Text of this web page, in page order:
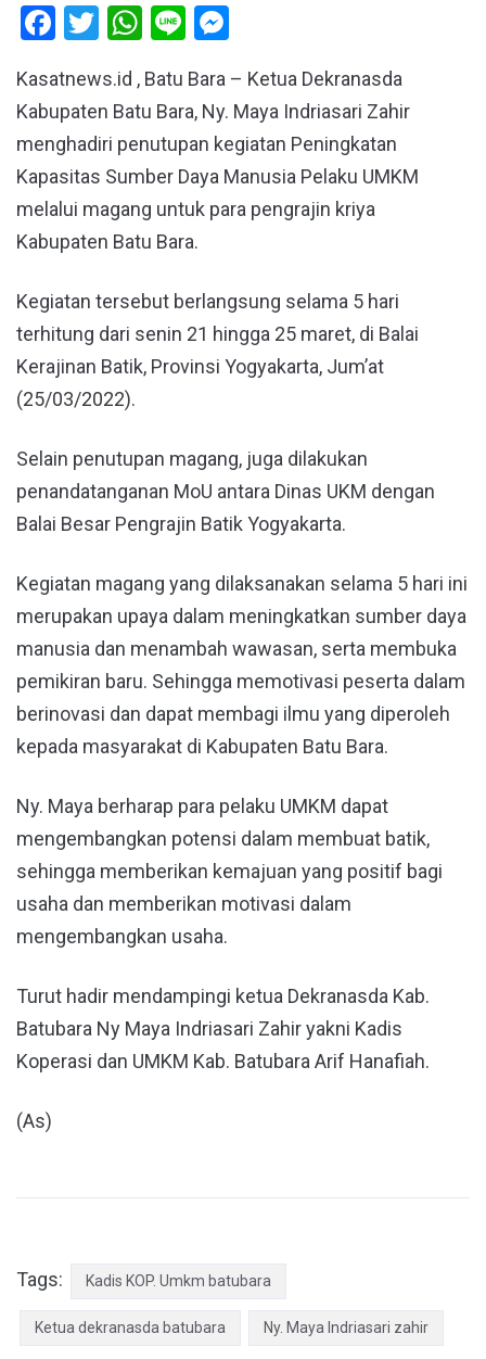
Facebook
Twitter
WhatsApp
Line
Kasatnews.id , Batu Bara – Ketua Dekranasda
Kabupaten Batu Bara, Ny. Maya Indriasari Zahir
menghadiri penutupan kegiatan Peningkatan
Kapasitas Sumber Daya Manusia Pelaku UMKM
melalui magang untuk para pengrajin kriya
Kabupaten Batu Bara.
Kegiatan tersebut berlangsung selama 5 hari
terhitung dari senin 21 hingga 25 maret, di Balai
Kerajinan Batik, Provinsi Yogyakarta, Jum’at
(25/03/2022).
Selain penutupan magang, juga dilakukan
penandatanganan MoU antara Dinas UKM dengan
Balai Besar Pengrajin Batik Yogyakarta.
Kegiatan magang yang dilaksanakan selama 5 hari ini
merupakan upaya dalam meningkatkan sumber daya
manusia dan menambah wawasan, serta membuka
pemikiran baru. Sehingga memotivasi peserta dalam
berinovasi dan dapat membagi ilmu yang diperoleh
kepada masyarakat di Kabupaten Batu Bara.
Ny. Maya berharap para pelaku UMKM dapat
mengembangkan potensi dalam membuat batik,
sehingga memberikan kemajuan yang positif bagi
usaha dan memberikan motivasi dalam
mengembangkan usaha.
Turut hadir mendampingi ketua Dekranasda Kab.
Batubara Ny Maya Indriasari Zahir yakni Kadis
Koperasi dan UMKM Kab. Batubara Arif Hanafiah.
(As)
Tags: Kadis KOP. Umkm batubara
Ketua dekranasda batubara Ny. Maya Indriasari zahir